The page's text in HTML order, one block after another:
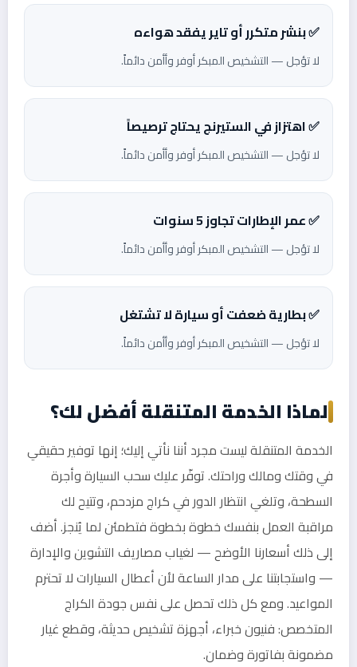
✅ بنشر متكرر أو تاير يفقد هواءه
لا تؤجل — التشخيص المبكر أوفر وأأمن دائماً.
✅ اهتزاز في الستيرنج يحتاج ترصيصاً
لا تؤجل — التشخيص المبكر أوفر وأأمن دائماً.
✅ عمر الإطارات تجاوز 5 سنوات
لا تؤجل — التشخيص المبكر أوفر وأأمن دائماً.
✅ بطارية ضعفت أو سيارة لا تشتغل
لا تؤجل — التشخيص المبكر أوفر وأأمن دائماً.
لماذا الخدمة المتنقلة أفضل لك؟
الخدمة المتنقلة ليست مجرد أننا نأتي إليك؛ إنها توفير حقيقي
في وقتك ومالك وراحتك. توفّر عليك سحب السيارة وأجرة
السطحة، وتلغي انتظار الدور في كراج مزدحم، وتتيح لك
مراقبة العمل بنفسك خطوة بخطوة فتطمئن لما يُنجز. أضف
إلى ذلك أسعارنا الأوضح — لغياب مصاريف التشوين والإدارة
— واستجابتنا على مدار الساعة لأن أعطال السيارات لا تحترم
المواعيد. ومع كل ذلك تحصل على نفس جودة الكراج
المتخصص: فنيون خبراء، أجهزة تشخيص حديثة، وقطع غيار
مضمونة بفاتورة وضمان.